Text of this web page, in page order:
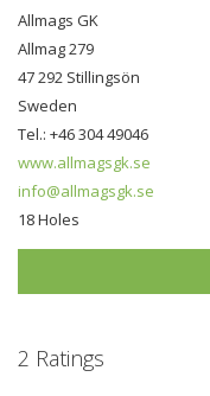
Allmags GK
Allmag 279
47 292 Stillingsön
Sweden
Tel.: +46 304 49046
www.allmagsgk.se
info@allmagsgk.se
18 Holes
2 Ratings